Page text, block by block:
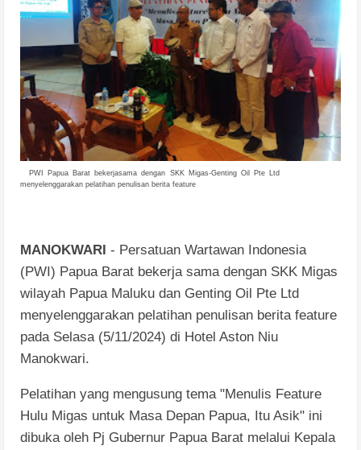
PWI Papua Barat bekerjasama dengan SKK Migas-Genting Oil Pte Ltd
menyelenggarakan pelatihan penulisan berita feature
MANOKWARI - Persatuan Wartawan Indonesia
(PWI) Papua Barat bekerja sama dengan SKK Migas
wilayah Papua Maluku dan Genting Oil Pte Ltd
menyelenggarakan pelatihan penulisan berita feature
pada Selasa (5/11/2024) di Hotel Aston Niu
Manokwari.
Pelatihan yang mengusung tema "Menulis Feature
Hulu Migas untuk Masa Depan Papua, Itu Asik" ini
dibuka oleh Pj Gubernur Papua Barat melalui Kepala